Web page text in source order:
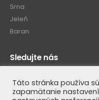
Srna
Jeleň
Baran
Sledujte nás
Táto stránka používa
zapamätanie